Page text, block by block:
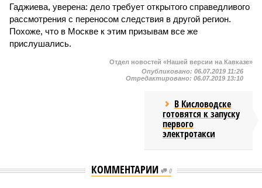
Гаджиева, уверена: дело требует открытого справедливого
рассмотрения с переносом следствия в другой регион.
Похоже, что в Москве к этим призывам все же
прислушались.
Отдел новостей «Нашей версии на Кавказе»
Опубликовано: 06.07.2019 11:26
Отредактировано: 06.07.2019 13:10
В Кисловодске
готовятся к запуску
первого
электротакси
КОММЕНТАРИИ 0